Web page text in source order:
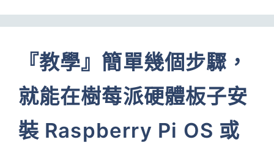
『教學』簡單幾個步驟，
就能在樹莓派硬體板子安
裝 Raspberry Pi OS 或